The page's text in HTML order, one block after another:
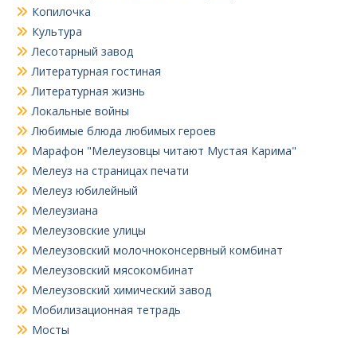
Копилочка
Культура
Лесотарный завод
Литературная гостиная
Литературная жизнь
Локальные войны
Любимые блюда любимых героев
Марафон "Мелеузовцы читают Мустая Карима"
Мелеуз на страницах печати
Мелеуз юбилейный
Мелеузиана
Мелеузовские улицы
Мелеузовский молочноконсервный комбинат
Мелеузовский мясокомбинат
Мелеузовский химический завод
Мобилизационная тетрадь
Мосты